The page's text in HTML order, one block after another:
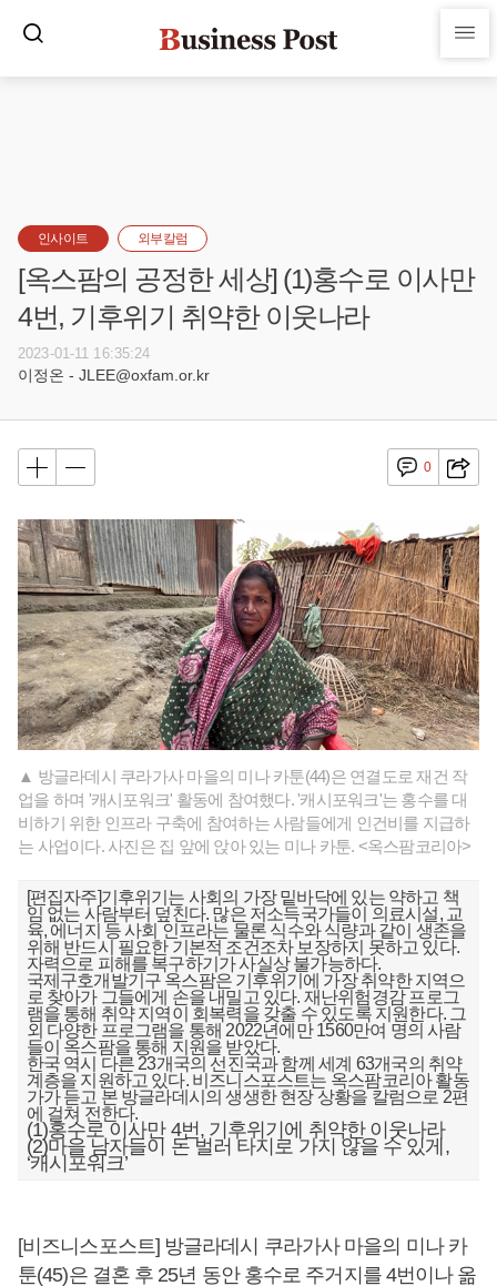
인사이트 외부칼럼
[옥스팜의 공정한 세상] (1)홍수로 이사만
4번, 기후위기 취약한 이웃나라
2023-01-11 16:35:24
이정온 - JLEE@oxfam.or.kr
0
▲ 방글라데시 쿠라가사 마을의 미나 카툰(44)은 연결도로 재건 작
업을 하며 '캐시포워크' 활동에 참여했다. '캐시포워크'는 홍수를 대
비하기 위한 인프라 구축에 참여하는 사람들에게 인건비를 지급하
는 사업이다. 사진은 집 앞에 앉아 있는 미나 카툰. <옥스팜코리아>
[편집자주]기후위기는 사회의 가장 밑바닥에 있는 약하고 책
임 없는 사람부터 덮친다. 많은 저소득국가들이 의료시설, 교
육, 에너지 등 사회 인프라는 물론 식수와 식량과 같이 생존을
위해 반드시 필요한 기본적 조건조차 보장하지 못하고 있다.
자력으로 피해를 복구하기가 사실상 불가능하다.
국제구호개발기구 옥스팜은 기후위기에 가장 취약한 지역으
로 찾아가 그들에게 손을 내밀고 있다. 재난위험경감 프로그
램을 통해 취약 지역이 회복력을 갖출 수 있도록 지원한다. 그
외 다양한 프로그램을 통해 2022년에만 1560만여 명의 사람
들이 옥스팜을 통해 지원을 받았다.
한국 역시 다른 23개국의 선진국과 함께 세계 63개국의 취약
계층을 지원하고 있다. 비즈니스포스트는 옥스팜코리아 활동
가가 듣고 본 방글라데시의 생생한 현장 상황을 칼럼으로 2편
에 걸쳐 전한다.
(1)홍수로 이사만 4번, 기후위기에 취약한 이웃나라
(2)마을 남자들이 돈 벌러 타지로 가지 않을 수 있게,
‘캐시포워크’
[비즈니스포스트] 방글라데시 쿠라가사 마을의 미나 카
툰(45)은 결혼 후 25년 동안 홍수로 주거지를 4번이나 옮